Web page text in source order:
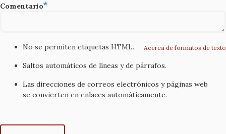
Comentario
Acerca de formatos de texto
No se permiten etiquetas HTML.
Saltos automáticos de líneas y de párrafos.
Las direcciones de correos electrónicos y páginas web
se convierten en enlaces automáticamente.